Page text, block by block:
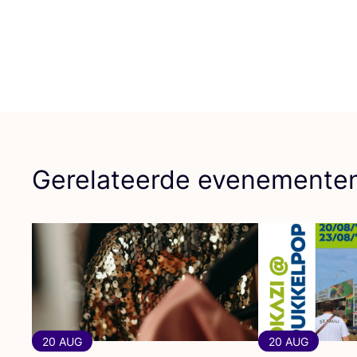
Gerelateerde
20 AUG 20 AUG